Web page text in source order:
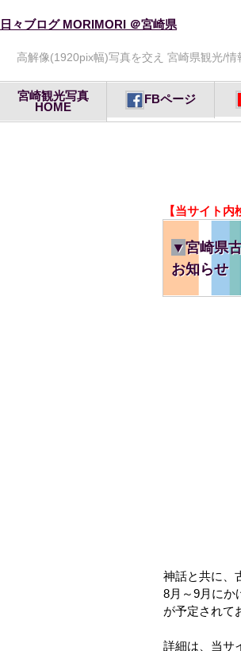
日々ブログ MORIMORI ＠宮崎県
高解像(1920pix幅)写真を交え 宮崎県観光/情
宮崎観光写真
HOME
FBページ
【当サイト内
▼宮崎県
お知らせ
神話と共に、
8月～9月に
が予定されて
詳細は、当サ